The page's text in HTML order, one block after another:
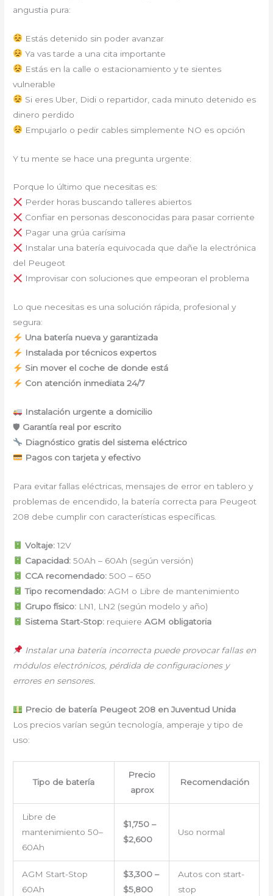
angustia pura:
Estás detenido sin poder avanzar
Ya vas tarde a una cita importante
Estás en la calle o estacionamiento y te sientes
vulnerable
Si eres Uber, Didi o repartidor, cada minuto detenido es
dinero perdido
Empujarlo o pedir cables simplemente NO es opción
Y tu mente se hace una pregunta urgente:
Porque lo último que necesitas es:
Perder horas buscando talleres abiertos
Confiar en personas desconocidas para pasar corriente
Pagar una grúa carísima
Instalar una batería equivocada que dañe la electrónica
del Peugeot
Improvisar con soluciones que empeoran el problema
Lo que necesitas es una solución rápida, profesional y
segura:
Una batería nueva y garantizada
Instalada por técnicos expertos
Sin mover el coche de donde está
Con atención inmediata 24/7
Instalación urgente a domicilio
🛡 Garantía real por escrito
Diagnóstico gratis del sistema eléctrico
Pagos con tarjeta y efectivo
Para evitar fallas eléctricas, mensajes de error en tablero y
problemas de encendido, la batería correcta para Peugeot
208 debe cumplir con características específicas.
Voltaje:12V
Capacidad:50Ah – 60Ah (según versión)
CCA recomendado:500 – 650
Tipo recomendado:AGM o Libre de mantenimiento
Grupo físico:LN1, LN2 (según modelo y año)
Sistema Start-Stop:requiere AGM obligatoria
Instalar una batería incorrecta puede provocar fallas en
módulos electrónicos, pérdida de configuraciones y
errores en sensores.
Precio de batería Peugeot 208 en Juventud Unida
Los precios varían según tecnología, amperaje y tipo de
uso:
Tipo de batería
Precio
aprox
Recomendación
Libre de
mantenimiento 50–
60Ah
$1,750 –
$2,600
Uso normal
AGM Start-Stop
60Ah
$3,300 –
$5,800
Autos con start-
stop